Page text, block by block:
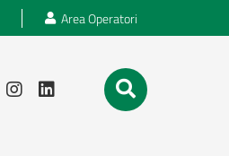
Area Operatori